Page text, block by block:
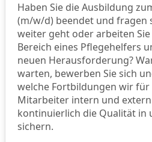
Haben Sie die Ausbildung
(m/w/d) beendet und fragen
weiter geht oder arbeiten
Bereich eines Pflegehelfers
neuen Herausforderung?
warten, bewerben Sie sich
welche Fortbildungen wir für
Mitarbeiter intern und
kontinuierlich die Qualität in
sichern.